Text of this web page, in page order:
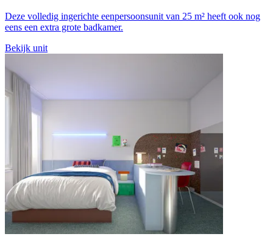
Deze volledig ingerichte eenpersoonsunit van 25 m² heeft ook nog
eens een extra grote badkamer.
Bekijk unit